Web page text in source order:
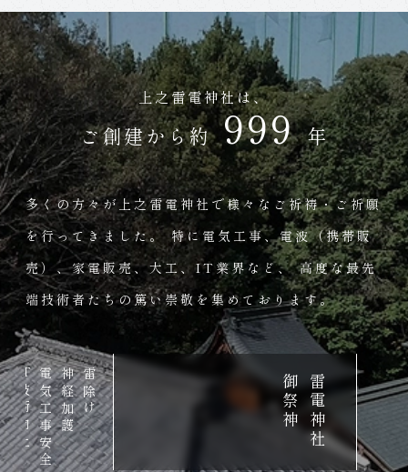
上之雷電神社は、
ご創建から約1000年
多くの方々が 上之雷電神社で様々なご祈祷・ご祈願
を行ってきました。特に電気工事、電波（携帯販
売）、家電販売、大工、IT業界など、高度な最先
端技術者たちの篤い崇敬を集めております。
雷
電
神
社
御
祭
神
雷除け
神経加護
電気工事安全
IT
技術向上
願